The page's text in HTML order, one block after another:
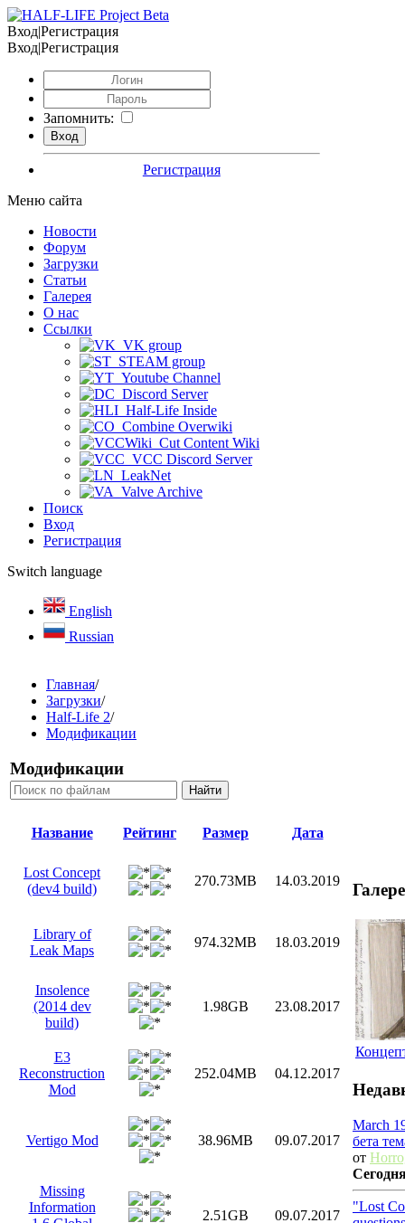
Вход|Регистрация
Вход|Регистрация
Запомнить:
Регистрация
Меню сайта
Новости
Форум
Загрузки
Статьи
Галерея
О нас
Ссылки
VK group
STEAM group
Youtube Channel
Discord Server
Half-Life Inside
Combine Overwiki
Cut Content Wiki
VCC Discord Server
LeakNet
Valve Archive
Поиск
Вход
Регистрация
Switch language
English
Russian
Главная/
Загрузки/
Half-Life 2/
Модификации
Модификации
Название Рейтинг Размер Дата
Lost Concept
(dev4 build)
270.73MB 14.03.2019
Library of
Leak Maps
974.32MB 18.03.2019
Insolence
(2014 dev
build)
1.98GB 23.08.2017
E3
Reconstruction
Mod
252.04MB 04.12.2017
Vertigo Mod 38.96MB 09.07.2017
Missing
Information
2.51GB 09.07.2017
March
бета
от
"Lost